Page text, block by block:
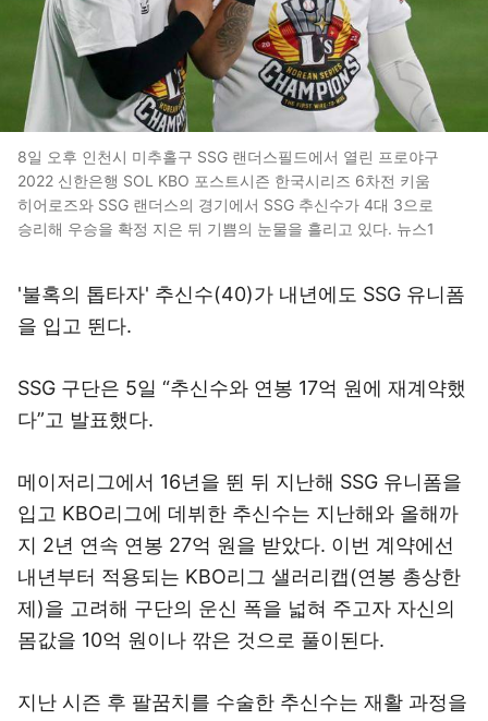
8일 오후 인천시 미추홀구 SSG 랜더스필드에서 열린 프로야구
2022 신한은행 SOL KBO 포스트시즌 한국시리즈 6차전 키움
히어로즈와 SSG 랜더스의 경기에서 SSG 추신수가 4대 3으로
승리해 우승을 확정 지은 뒤 기쁨의 눈물을 흘리고 있다. 뉴스1
'불혹의 톱타자' 추신수(40)가 내년에도 SSG 유니폼
을 입고 뛴다.
SSG 구단은 5일 “추신수와 연봉 17억 원에 재계약했
다”고 발표했다.
메이저리그에서 16년을 뛴 뒤 지난해 SSG 유니폼을
입고 KBO리그에 데뷔한 추신수는 지난해와 올해까
지 2년 연속 연봉 27억 원을 받았다. 이번 계약에선
내년부터 적용되는 KBO리그 샐러리캡(연봉 총상한
제)을 고려해 구단의 운신 폭을 넓혀 주고자 자신의
몸값을 10억 원이나 깎은 것으로 풀이된다.
지난 시즌 후 팔꿈치를 수술한 추신수는 재활 과정을